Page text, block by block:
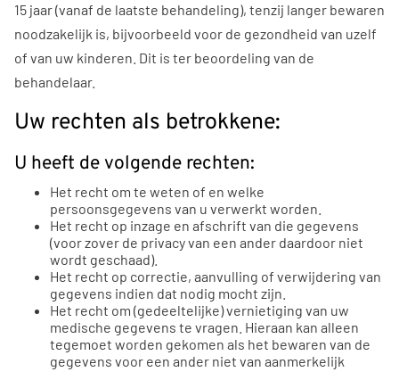
15 jaar (vanaf de laatste behandeling), tenzij langer bewaren
noodzakelijk is, bijvoorbeeld voor de gezondheid van uzelf
of van uw kinderen. Dit is ter beoordeling van de
behandelaar.
Uw rechten als betrokkene:
U heeft de volgende rechten:
Het recht om te weten of en welke
persoonsgegevens van u verwerkt worden.
Het recht op inzage en afschrift van die gegevens
(voor zover de privacy van een ander daardoor niet
wordt geschaad).
Het recht op correctie, aanvulling of verwijdering van
gegevens indien dat nodig mocht zijn.
Het recht om (gedeeltelijke) vernietiging van uw
medische gegevens te vragen. Hieraan kan alleen
tegemoet worden gekomen als het bewaren van de
gegevens voor een ander niet van aanmerkelijk